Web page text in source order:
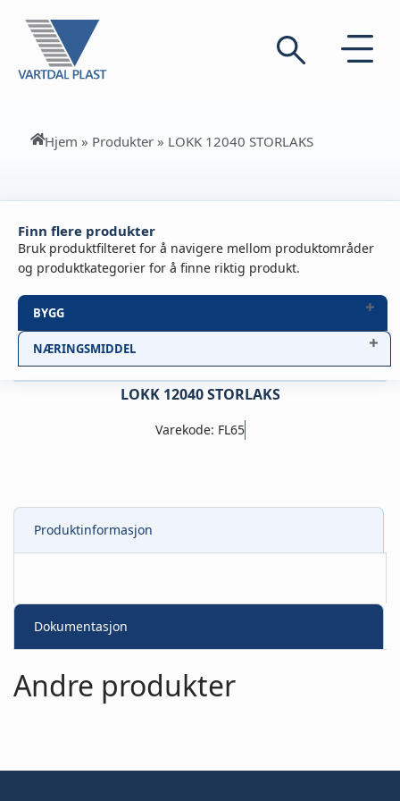
Hjem » Produkter » LOKK 12040 STORLAKS
Finn flere produkter
Bruk produktfilteret for å navigere mellom produktområder
og produktkategorier for å finne riktig produkt.
BYGG
NÆRINGSMIDDEL
LOKK 12040 STORLAKS
Varekode: FL65
Produktinformasjon
Dokumentasjon
Andre produkter